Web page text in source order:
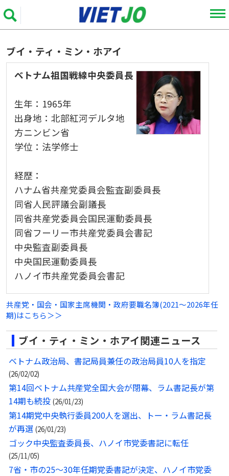
ブイ・ティ・ミン・ホアイ
ベトナム祖国戦線中央委員長
生年：1965年
出身地：北部紅河デルタ地
方ニンビン省
学位：法学修士
経歴：
ハナム省共産党委員会監査副委員長
同省人民評議会副議長
同省共産党委員会国民運動委員長
同省フーリー市共産党委員会書記
中央監査副委員長
中央国民運動委員長
ハノイ市共産党委員会書記
共産党・国会・国家主席機関・政府要職名簿(2021～2026年任
期)はこちら＞＞
ブイ・ティ・ミン・ホアイ関連ニュース
ベトナム政治局、書記局員兼任の政治局員10人を指定
(26/02/02)
第14回ベトナム共産党全国大会が閉幕、ラム書記長が第
14期も続投 (26/01/23)
第14期党中央執行委員200人を選出、トー・ラム書記長
が再選 (26/01/23)
ゴック中央監査委員長、ハノイ市党委書記に転任
(25/11/05)
7省・市の25〜30年任期党委書記が決定、ハノイ市党委